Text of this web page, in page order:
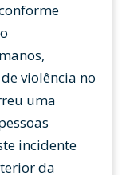
violência no
uma
incidente
da